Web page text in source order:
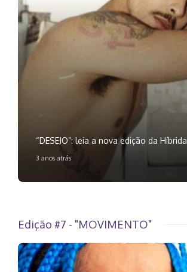
“DESEJO”: leia a nova edição da Híbrida
3 anos atrás
Edição #7 - "MOVIMENTO"